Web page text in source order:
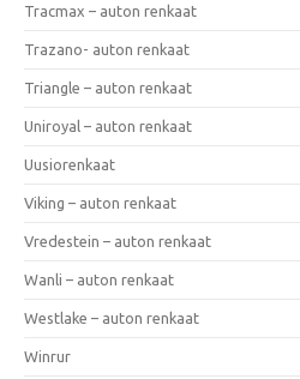
Tracmax – auton renkaat
Trazano- auton renkaat
Triangle – auton renkaat
Uniroyal – auton renkaat
Uusiorenkaat
Viking – auton renkaat
Vredestein – auton renkaat
Wanli – auton renkaat
Westlake – auton renkaat
Winrur